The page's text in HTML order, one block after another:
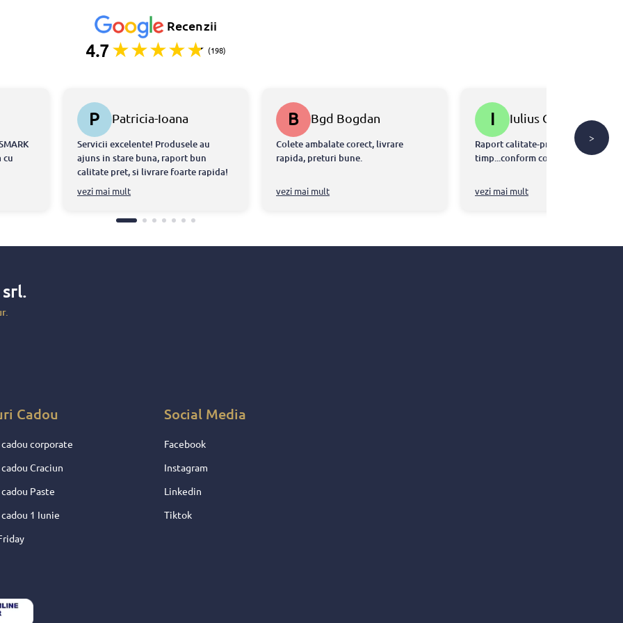
Recenzii
4.7 (198)
cu
am
si au
P
Patricia-Ioana
Servicii excelente! Produsele au
ajuns in stare buna, raport bun
calitate pret, si livrare foarte rapida!
Echipa chiar m-a ajutat sa intru in
posestia produselor in doar cateva
vezi mai mult
B Bgd Bogdan
Colete ambalate corect, livrare
rapida, preturi bune.
vezi mai mult
I Iulius Gal
Raport calitate-pret ok...livrare la
timp...conform comenzi....👍
vezi mai mult
>
srl.
Cadou
corporate
Craciun
Paste
1 Iunie
Social Media
Facebook
Instagram
Linkedin
Tiktok